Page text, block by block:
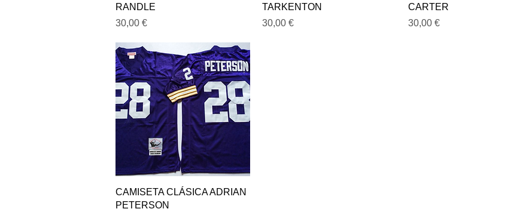
RANDLE
Precio
30,00 €
TARKENTON
Precio
30,00 €
CARTER
Precio
30,00 €
Vista rápida
CAMISETA CLÁSICA ADRIAN
PETERSON